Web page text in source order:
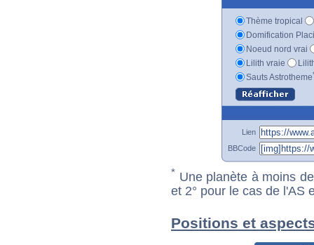
Thème tropical
Domification
Noeud nord vrai
Lilith vraie
Sauts Astrotheme
Lien
BBCode
* Une planète à moins
et 2° pour le cas de l'AS
Positions et